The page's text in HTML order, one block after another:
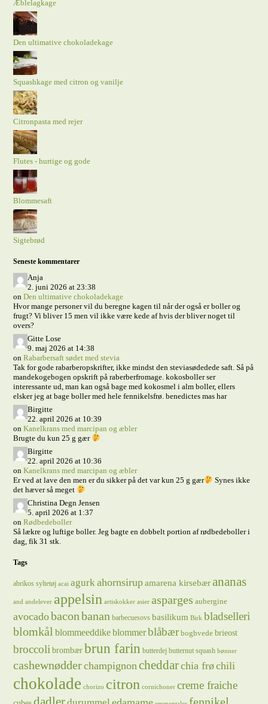
Æblelagkage
Den ultimative chokoladekage
Squashkage med citron og vanilje
Citronpasta med rejer
Flutes - hurtige og gode
Blommesaft
Sigtebrød
Seneste kommentarer
Anja
2. juni 2026 at 23:38
onDen ultimative chokoladekage
Hvor mange personer vil du beregne kagen til når der også er boller og
frugt? Vi bliver 15 men vil ikke være kede af hvis der bliver noget til
overs?
Gitte Lose
9. maj 2026 at 14:38
onRabarbersaft sødet med stevia
Tak for gode rabarberopskrifter, ikke mindst den steviasødedede saft. Så på
mandekogebogen opskrift på raberberfromage. kokosboller ser
interessante ud, man kan også bage med kokosmel i alm boller, ellers
elsker jeg at bage boller med hele fennikelsfrø. benedictes mas har
Birgitte
22. april 2026 at 10:39
onKanelkrans med marcipan og æbler
Brugte du kun 25 g gær
Birgitte
22. april 2026 at 10:36
onKanelkrans med marcipan og æbler
Er ved at lave den men er du sikker på det var kun 25 g gær
Synes ikke
det hæver så meget
Christina Degn Jensen
5. april 2026 at 1:37
onRødbedeboller
Så lækre og luftige boller. Jeg bagte en dobbelt portion af rødbedeboller i
dag, fik 31 stk.
Tags
abrikos syltetøj acai agurkahornsirupamarena kirsebærananas
and andelever appelsin artiskokker asier asparges aubergine
avocadobaconbanan barbecuesovs basilikum Birk bladselleri
blomkål blommeeddikeblommerblåbær boghvede brieost
broccoli brombær brun farin butterdej butternut squash bønner
cashewnødderchampignoncheddarchia frøchili
chokolade chorizo citron cornichoner creme fraiche